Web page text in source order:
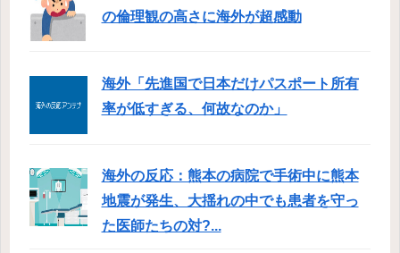
の倫理観の高さに海外が超感動
海外「先進国で日本だけパスポート所有
率が低すぎる、何故なのか」
海外の反応：熊本の病院で手術中に熊本
地震が発生、大揺れの中でも患者を守っ
た医師たちの対?...